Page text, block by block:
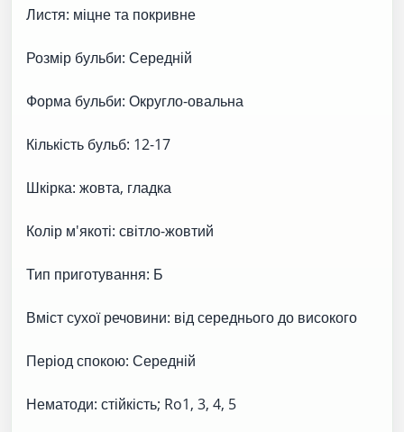
Листя: міцне та покривне
Розмір бульби: Середній
Форма бульби: Округло-овальна
Кількість бульб: 12-17
Шкірка: жовта, гладка
Колір м'якоті: світло-жовтий
Тип приготування: Б
Вміст сухої речовини: від середнього до високого
Період спокою: Середній
Нематоди: стійкість; Ro1, 3, 4, 5